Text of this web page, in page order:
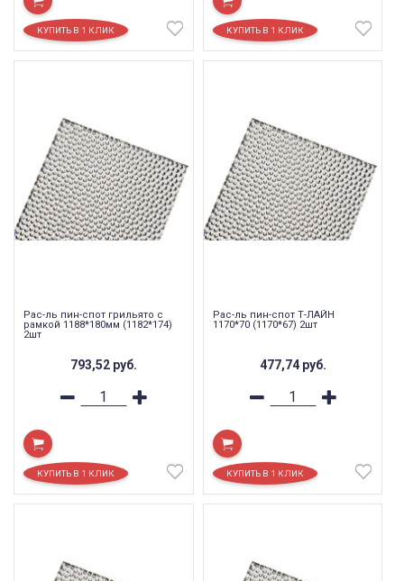
Рас-ль пин-спот грильято с
рамкой 1188*180мм (1182*174)
2шт
793,52 руб.
Рас-ль пин-спот Т-ЛАЙН
1170*70 (1170*67) 2шт
477,74 руб.